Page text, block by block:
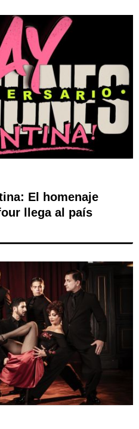
El homenaje
llega al país